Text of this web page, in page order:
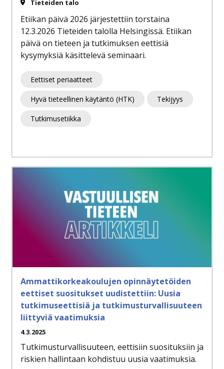
Tieteiden talo
Etiikan päivä 2026 järjestettiin torstaina
12.3.2026 Tieteiden talolla Helsingissä. Etiikan
päivä on tieteen ja tutkimuksen eettisiä
kysymyksiä käsittelevä seminaari.
Eettiset periaatteet
Hyvä tieteellinen käytäntö (HTK) Tekijyys
Tutkimusetiikka
Ammattikorkeakoulujen opinnäytetöiden
eettiset suositukset uudistettiin: Uusia
tutkimuseettisiä ja tutkimusturvallisuuteen
liittyviä vaatimuksia
4.3.2025
Tutkimusturvallisuuteen, eettisiin suosituksiin ja
riskien hallintaan kohdistuu uusia vaatimuksia.